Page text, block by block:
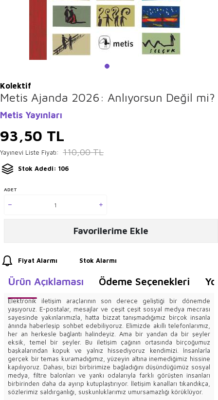
Kolektif
Metis Ajanda 2026: Anlıyorsun Değil mi?
Metis Yayınları
93,50 TL
Yayınevi Liste Fiyatı: 110,00TL
Stok Adedi: 106
ADET
Favorilerime Ekle
Fiyat Alarmı Stok Alarmı
Ürün Açıklaması Ödeme Seçenekleri
Elektronik iletişim araçlarının son derece geliştiği bir dönemde
yaşıyoruz. E-postalar, mesajlar ve çeşit çeşit sosyal medya mecrası
sayesinde yakınlarımızla, hatta bizzat tanışmadığımız birçok insanla
ânında haberleşip sohbet edebiliyoruz. Elimizde akıllı telefonlarımız,
her an herkesle bağlantı halindeyiz. Ama bir yandan da bir şeyler
eksik, temel bir şeyler. Bu iletişim çağının ortasında birçoğumuz
başkalarından kopuk ve yalnız hissediyoruz kendimizi. İnsanlarla
gerçek bir temas kuramadığımız, yüzeyin altına inemediğimiz hissine
kapılıyoruz. Dahası, bizi birbirimize bağladığını düşündüğümüz sosyal
medya, filtre balonları ve yankı odalarıyla farklı görüşten insanları
birbirinden daha da ayırıp kutuplaştırıyor. İletişim kanalları tıkandıkça,
sözlerimiz saldırganlığı, suskunluklarımız umursamazlığı körüklüyor.